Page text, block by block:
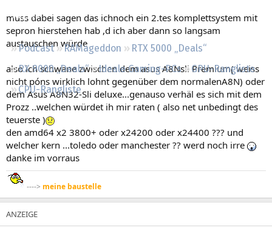
Regeln
Podcast RAMageddon
RTX 5000 „Deals“
RX 9000 „Deals“
Ideale Gaming-PCs
GPU-Rangliste
CPU-Rangliste
muss dabei sagen das ichnoch ein 2.tes komplettsystem mit
sepron hierstehen hab ,d ich aber dann so langsam
austauschen würde
also ich schwane zwischen dem asus A8Nsli Premium( weiss
nicht póns wirklich lohnt gegenüber dem normalenA8N) oder
dem Asus A8N32-Sli deluxe...genauso verhäl es sich mit dem
Prozz ..welchen würdet ih mir raten ( also net unbedingt des
teuerste )
den amd64 x2 3800+ oder x24200 oder x24400 ??? und
welcher kern ...toledo oder manchester ?? werd noch irre
danke im vorraus
----> meine baustelle